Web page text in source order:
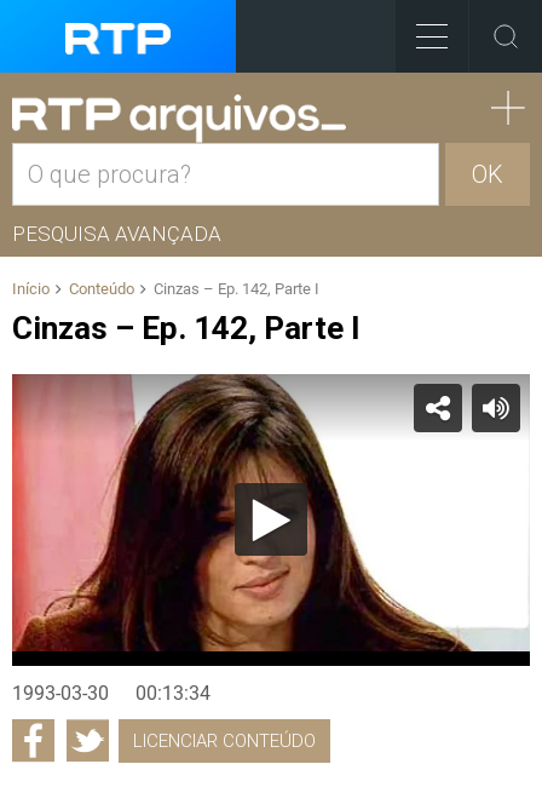
OK
PESQUISA AVANÇADA
Início Conteúdo Cinzas – Ep. 142, Parte I
Cinzas – Ep. 142, Parte I
1993-03-30 00:13:34
LICENCIAR CONTEÚDO